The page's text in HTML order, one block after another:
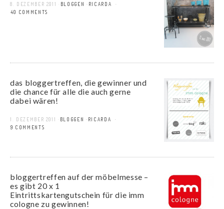
8. DEZEMBER 2011 BLOGGEN
RICARDA
140 COMMENTS
das bloggertreffen, die gewinner und
die chance für alle die auch gerne
dabei wären!
1. DEZEMBER 2011 BLOGGEN
RICARDA
19 COMMENTS
bloggertreffen auf der möbelmesse –
es gibt 20 x 1
Eintrittskartengutschein für die imm
cologne zu gewinnen!